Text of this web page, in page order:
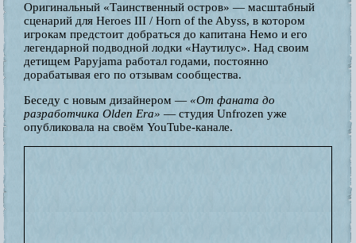
Оригинальный «Таинственный остров» — масштабный
сценарий для Heroes III / Horn of the Abyss, в котором
игрокам предстоит добраться до капитана Немо и его
легендарной подводной лодки «Наутилус». Над своим
детищем Papyjama работал годами, постоянно
дорабатывая его по отзывам сообщества.
Беседу с новым дизайнером — «От фаната до
разработчика Olden Era» — студия Unfrozen уже
опубликовала на своём YouTube-канале.